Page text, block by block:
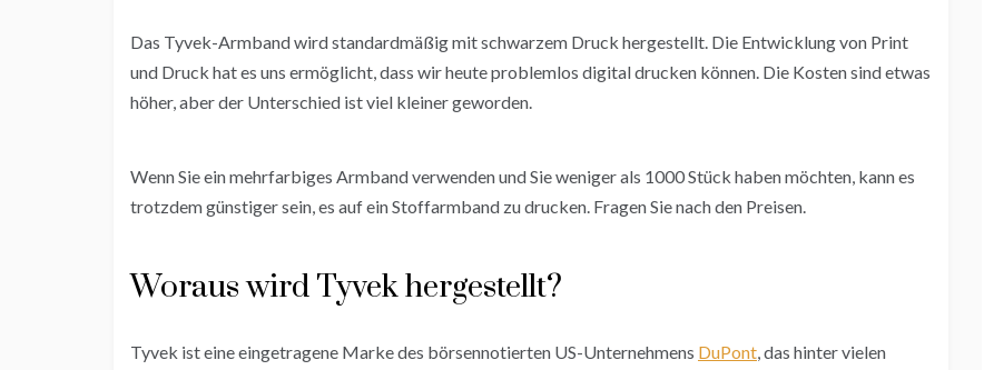
Das Tyvek-Armband wird standardmäßig mit schwarzem Druck hergestellt. Die Entwicklung von Print
und Druck hat es uns ermöglicht, dass wir heute problemlos digital drucken können. Die Kosten sind etwas
höher, aber der Unterschied ist viel kleiner geworden.
Wenn Sie ein mehrfarbiges Armband verwenden und Sie weniger als 1000 Stück haben möchten, kann es
trotzdem günstiger sein, es auf ein Stoffarmband zu drucken. Fragen Sie nach den Preisen.
Woraus wird Tyvek hergestellt?
Tyvek ist eine eingetragene Marke des börsennotierten US-Unternehmens DuPont, das hinter vielen